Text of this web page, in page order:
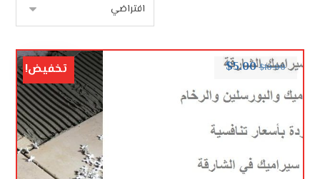
$10.00
$5.00 تخفيض!